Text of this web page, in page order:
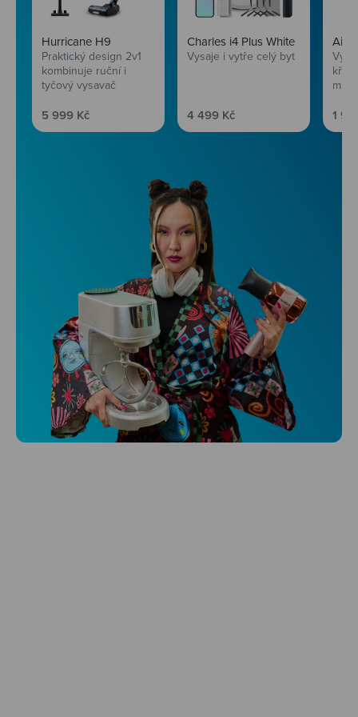
Hurricane H9
Praktický design 2v1
kombinuje ruční i
tyčový vysavač
Prodejní cena
5 999 Kč
Charles i4 Plus White
Vysaje i vytře celý byt
Prodejní cena
4 499 Kč 1
Niceboy ONE Ultra
Hlídá ti zdraví, spánek i pohyb a ještě k
tomu platí.